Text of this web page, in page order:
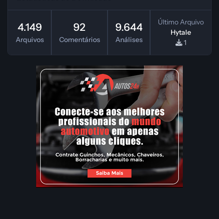
4.149
Arquivos
92
Comentários
9.644
Análises
Último Arquivo
Hytale
1